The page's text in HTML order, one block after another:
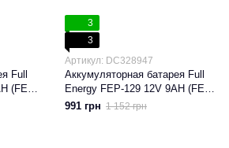
Full
(FEP-
3
3
Артикул: DC328947
Аккумуляторная батарея Full
Energy FEP-129 12V 9AH (FEP-
129) AGM
991 грн 1 152 грн